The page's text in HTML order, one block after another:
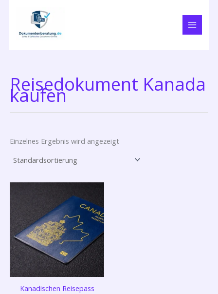
Reisedokument Kanada
kaufen
Einzelnes Ergebnis wird angezeigt
Kanadischen Reisepass